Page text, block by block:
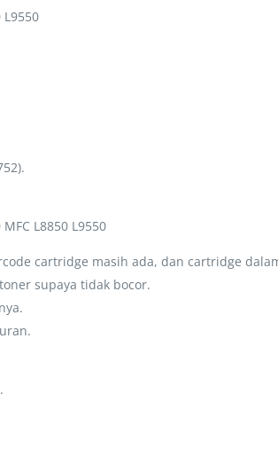
L8850 L9550
cartridge masih ada, dan cartridge
supaya tidak bocor.